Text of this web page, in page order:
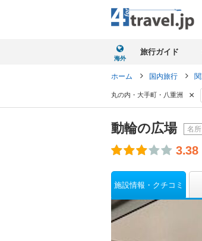
海外
旅行ガイド
ホーム 国内旅行
丸の内・大手町・八重洲 ×
動輪の広場 名
3.38
施設情報・クチコミ